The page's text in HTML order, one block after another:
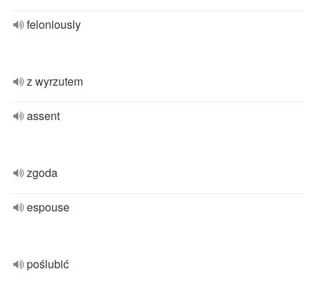
feloniously
z wyrzutem
assent
zgoda
espouse
poślubić